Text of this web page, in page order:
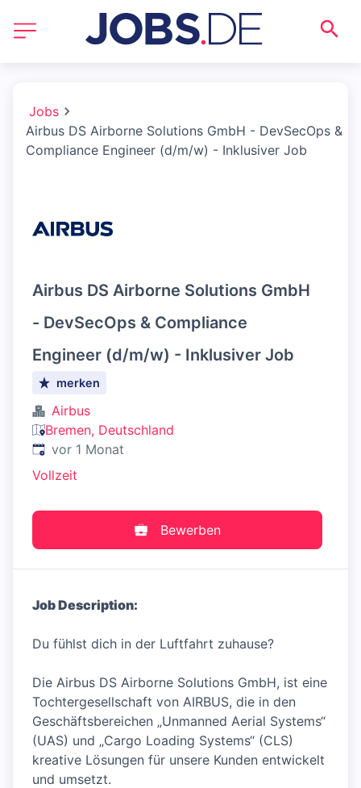
Jobs
Airbus DS Airborne Solutions GmbH - DevSecOps &
Compliance Engineer (d/m/w) - Inklusiver Job
Airbus DS Airborne Solutions GmbH
- DevSecOps & Compliance
Engineer (d/m/w) - Inklusiver Job
merken
Airbus
Bremen, Deutschland
Veröffentlicht:
vor 1 Monat
Vollzeit
Bewerben
Job Description:
Du fühlst dich in der Luftfahrt zuhause?
Die Airbus DS Airborne Solutions GmbH, ist eine
Tochtergesellschaft von AIRBUS, die in den
Geschäftsbereichen „Unmanned Aerial Systems“
(UAS) und „Cargo Loading Systems“ (CLS)
kreative Lösungen für unsere Kunden entwickelt
und umsetzt.